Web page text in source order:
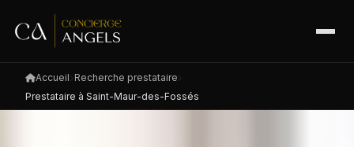
Accueil Recherche prestataire
Prestataire à Saint-Maur-des-Fossés